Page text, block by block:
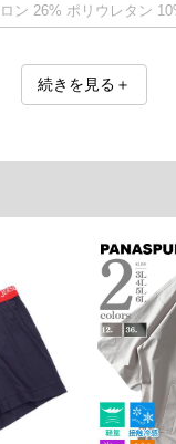
ン 26% ポリウレタン
は適応範囲となります。
後1週間以内にご連絡くださ
の性質上、返品交換不可と
続きを見る＋